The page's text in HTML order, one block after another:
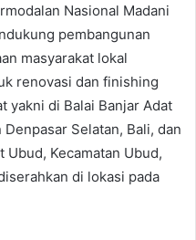
Nasional Madani
pembangunan
masyarakat lokal
renovasi dan finishing
yakni di Balai Banjar Adat
Selatan, Bali, dan
Ubud, Kecamatan Ubud,
di lokasi pada